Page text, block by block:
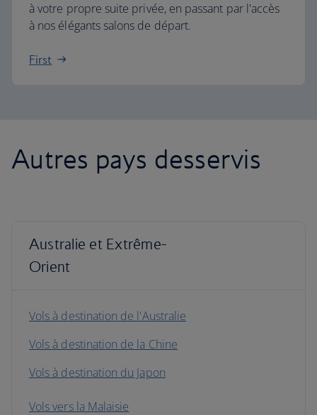
à votre propre suite privée, en passant par l'accès
à nos élégants salons de départ.
First
Autres pays desservis
Australie et Extrême-
Orient
Vols à destination de l'Australie
Vols à destination de la Chine
Vols à destination du Japon
Vols vers la Malaisie